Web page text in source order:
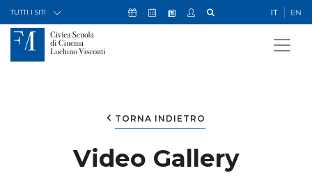
Skip to Content
TUTTI I SITI Icona Sostienici
Icona Calendario Eventi
Icona Newsletter
Icona My Civica IT EN
TORNA INDIETRO
Video Gallery